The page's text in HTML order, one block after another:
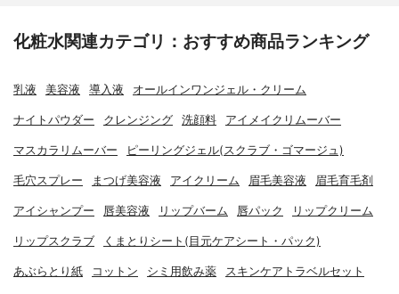
化粧水関連カテゴリ：おすすめ商品ランキング
乳液 美容液 導入液 オールインワンジェル・クリーム
ナイトパウダー クレンジング 洗顔料 アイメイクリムーバー
マスカラリムーバー ピーリングジェル(スクラブ・ゴマージュ)
毛穴スプレー まつげ美容液 アイクリーム 眉毛美容液 眉毛育毛剤
アイシャンプー 唇美容液 リップバーム 唇パック リップクリーム
リップスクラブ くまとりシート(目元ケアシート・パック)
あぶらとり紙 コットン シミ用飲み薬 スキンケアトラベルセット